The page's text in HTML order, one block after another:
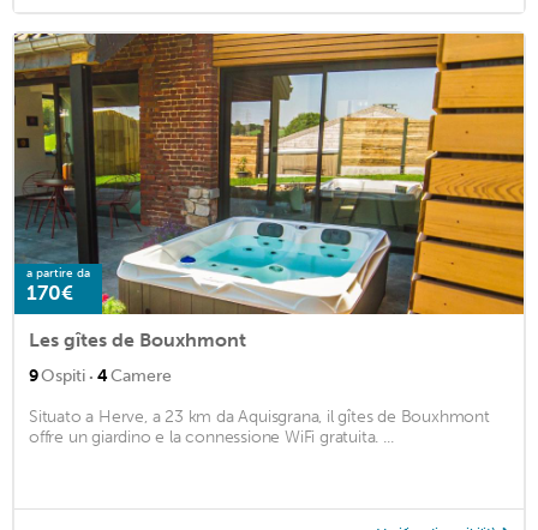
a partire da
170€
Les gîtes de Bouxhmont
9Ospiti · 4Camere
Situato a Herve, a 23 km da Aquisgrana, il gîtes de Bouxhmont
offre un giardino e la connessione WiFi gratuita. ...